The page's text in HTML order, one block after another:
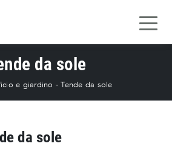
da sole
e giardino -Tende da sole
da sole